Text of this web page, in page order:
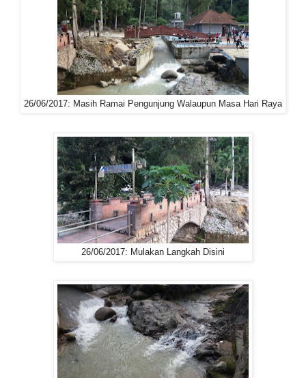
26/06/2017: Masih Ramai Pengunjung Walaupun Masa Hari Raya
26/06/2017: Mulakan Langkah Disini